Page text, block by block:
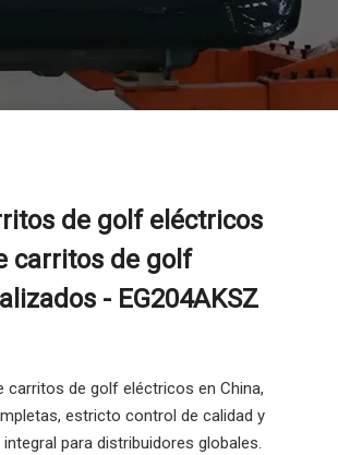
de golf eléctricos
carritos de golf
- EG204AKSZ
carritos de golf eléctricos en China,
estricto control de calidad y
para distribuidores globales.